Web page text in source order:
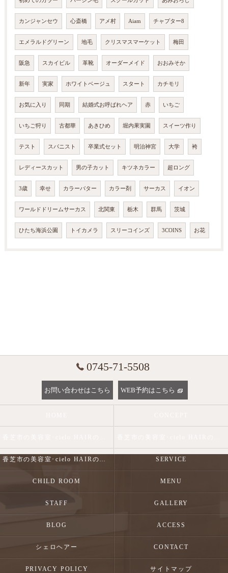
カンジャンセウ 心斎橋 アメ村 Aiam チャプター8
エメラルドグリーン 地毛 クリスマスマーケット 梅田
阪急 スカイビル 革靴 オーダーメイド おおみそか
新年 実家 ホワイトベージュ スタート カチモリ
お気に入り 同期 結婚式お呼ばれヘア 赤 いちご
いちご狩り 古都華 あきひめ 堀内果実園 スイーツ作り
テスト スパニスト 卒業式セット 明治神宮 大学 袴
レディースカット 男の子カット キツネカラー 超ロング
3歳 幸せ カラーバター カラー剤 サーカス イオン
ワールドドリームサーカス 北関東 栃木 群馬 茨城
ひたち海浜公園 トイカメラ スリーコインズ 3COINS お花
0745-71-5508
お問い合わせはこちら WEB予約はこちら
香芝市の美容室･cielo HAIRのお客様の声 SERVICE
CHILD ROOM MENU
STAFF GALLERY
BLOG ACCESS
シェロヘアー CONTACT
PRIVACY POLICY サイトマップ